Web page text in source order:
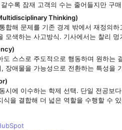
수록 잠재 고객의 수는 줄어들지만 구
Thinking)
합해 문제를 기존 경계 밖에서 재정의
모색하는 사고방식. 기사에서는 찰리
도 스스로 주도적으로 행동하며 원하는
장애물을 가능성으로 전환하는 특성을
시에 이수하는 학제 선택. 단일 전공보
식을 결합해 더 넓은 역할을 수행할 수